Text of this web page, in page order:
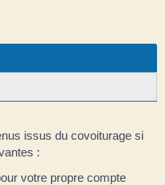
issus du covoiturage si
:
votre propre compte